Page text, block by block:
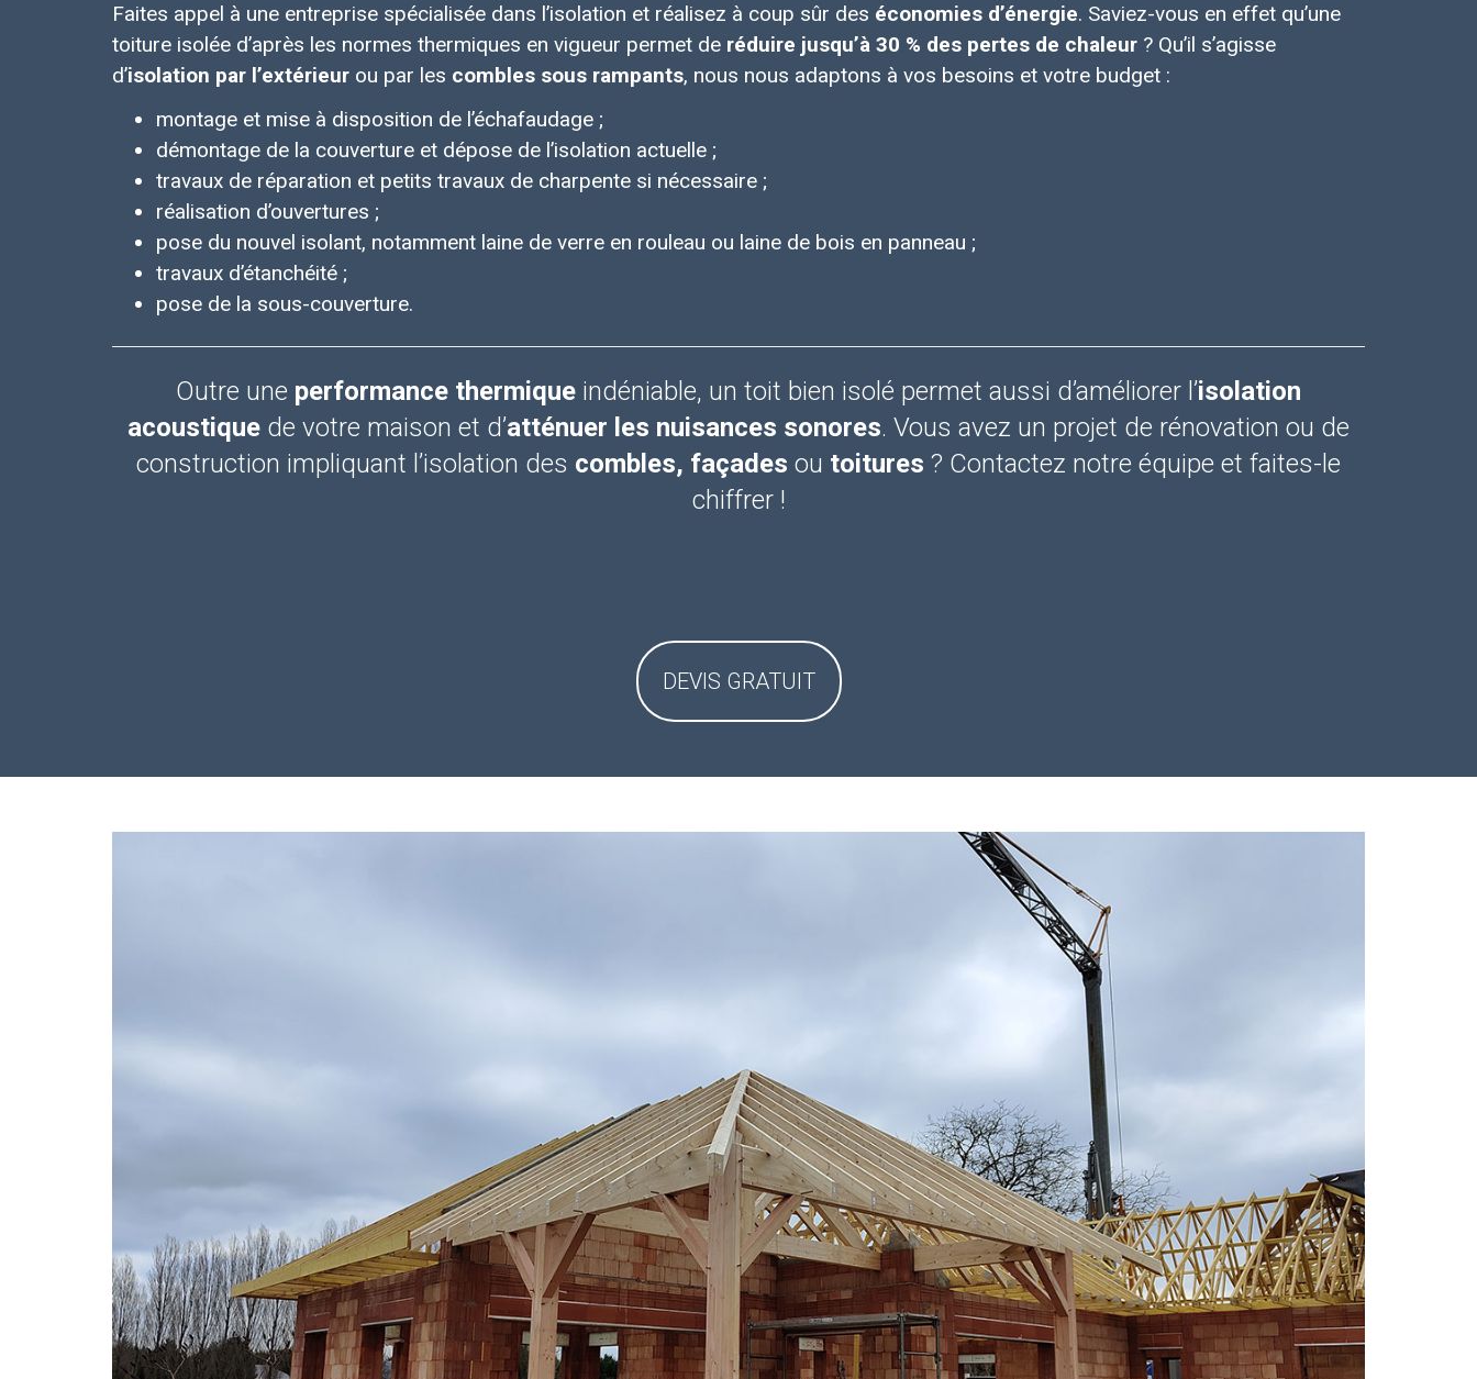
Faites appel à une entreprise spécialisée dans l’isolation et réalisez à coup sûr des économies d’énergie. Saviez-vous en effet qu’une
toiture isolée d’après les normes thermiques en vigueur permet de réduire jusqu’à 30 % des pertes de chaleur ? Qu’il s’agisse
d’isolation par l’extérieur ou par les combles sous rampants, nous nous adaptons à vos besoins et votre budget :
montage et mise à disposition de l’échafaudage ;
démontage de la couverture et dépose de l’isolation actuelle ;
travaux de réparation et petits travaux de charpente si nécessaire ;
réalisation d’ouvertures ;
pose du nouvel isolant, notamment laine de verre en rouleau ou laine de bois en panneau ;
travaux d’étanchéité ;
pose de la sous-couverture.
Outre une performance thermique indéniable, un toit bien isolé permet aussi d’améliorer l’isolation
acoustique de votre maison et d’atténuer les nuisances sonores. Vous avez un projet de rénovation ou de
construction impliquant l’isolation des combles, façades ou toitures ? Contactez notre équipe et faites-le
chiffrer !
DEVIS GRATUIT